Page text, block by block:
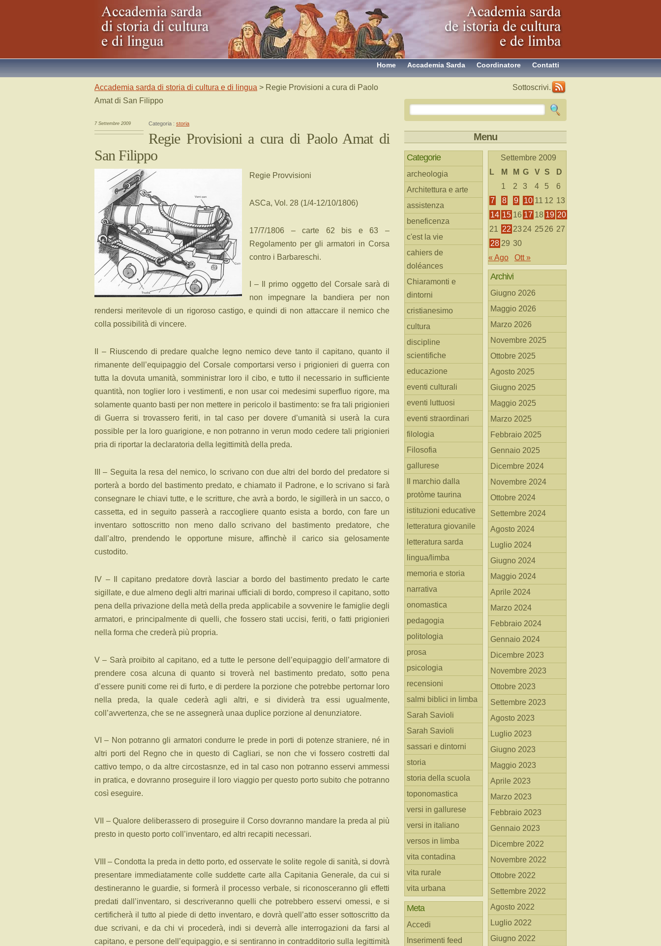
Contatti
Coordinatore
Accademia Sarda
Home
Accademia sarda di storia di cultura e di lingua > Regie Provisioni a cura di Paolo
Amat di San Filippo
7 Settembre 2009 Categoria : storia
Regie Provisioni a cura di Paolo Amat di
San Filippo
Regie Provvisioni
ASCa, Vol. 28 (1/4-12/10/1806)
17/7/1806 – carte 62 bis e 63 –
Regolamento per gli armatori in Corsa
contro i Barbareschi.
I – Il primo oggetto del Corsale sarà di
non impegnare la bandiera per non
rendersi meritevole di un rigoroso castigo, e quindi di non attaccare il nemico che
colla possibilità di vincere.
II – Riuscendo di predare qualche legno nemico deve tanto il capitano, quanto il
rimanente dell’equipaggio del Corsale comportarsi verso i prigionieri di guerra con
tutta la dovuta umanità, somministrar loro il cibo, e tutto il necessario in sufficiente
quantità, non toglier loro i vestimenti, e non usar coi medesimi superfluo rigore, ma
solamente quanto basti per non mettere in pericolo il bastimento: se fra tali prigionieri
di Guerra si trovassero feriti, in tal caso per dovere d’umanità si userà la cura
possible per la loro guarigione, e non potranno in verun modo cedere tali prigionieri
pria di riportar la declaratoria della legittimità della preda.
III – Seguita la resa del nemico, lo scrivano con due altri del bordo del predatore si
porterà a bordo del bastimento predato, e chiamato il Padrone, e lo scrivano si farà
consegnare le chiavi tutte, e le scritture, che avrà a bordo, le sigillerà in un sacco, o
cassetta, ed in seguito passerà a raccogliere quanto esista a bordo, con fare un
inventaro sottoscritto non meno dallo scrivano del bastimento predatore, che
dall’altro, prendendo le opportune misure, affinchè il carico sia gelosamente
custodito.
IV – Il capitano predatore dovrà lasciar a bordo del bastimento predato le carte
sigillate, e due almeno degli altri marinai ufficiali di bordo, compreso il capitano, sotto
pena della privazione della metà della preda applicabile a sovvenire le famiglie degli
armatori, e principalmente di quelli, che fossero stati uccisi, feriti, o fatti prigionieri
nella forma che crederà più propria.
V – Sarà proibito al capitano, ed a tutte le persone dell’equipaggio dell’armatore di
prendere cosa alcuna di quanto si troverà nel bastimento predato, sotto pena
d’essere puniti come rei di furto, e di perdere la porzione che potrebbe pertornar loro
nella preda, la quale cederà agli altri, e si dividerà tra essi ugualmente,
coll’avvertenza, che se ne assegnerà unaa duplice porzione al denunziatore.
VI – Non potranno gli armatori condurre le prede in porti di potenze straniere, né in
altri porti del Regno che in questo di Cagliari, se non che vi fossero costretti dal
cattivo tempo, o da altre circostasnze, ed in tal caso non potranno esservi ammessi
in pratica, e dovranno proseguire il loro viaggio per questo porto subito che potranno
così eseguire.
VII – Qualore deliberassero di proseguire il Corso dovranno mandare la preda al più
presto in questo porto coll’inventaro, ed altri recapiti necessari.
VIII – Condotta la preda in detto porto, ed osservate le solite regole di sanità, si dovrà
presentare immediatamente colle suddette carte alla Capitania Generale, da cui si
destineranno le guardie, si formerà il processo verbale, si riconosceranno gli effetti
predati dall’inventaro, si descriveranno quelli che potrebbero esservi omessi, e si
certificherà il tutto al piede di detto inventaro, e dovrà quell’atto esser sottoscritto da
due scrivani, e da chi vi procederà, indi si deverrà alle interrogazioni da farsi al
capitano, e persone dell’equipaggio, e si sentiranno in contradditorio sulla legittimità
Sottoscrivi.
Menu
Categorie
archeologia
Architettura e arte
assistenza
beneficenza
c'est la vie
cahiers de
doléances
Chiaramonti e
dintorni
cristianesimo
cultura
discipline
scientifiche
educazione
eventi culturali
eventi luttuosi
eventi straordinari
filologia
Filosofia
gallurese
Il marchio dalla
protòme taurina
istituzioni educative
letteratura giovanile
letteratura sarda
lingua/limba
memoria e storia
narrativa
onomastica
pedagogia
politologia
prosa
psicologia
recensioni
salmi biblici in limba
Sarah Savioli
Sarah Savioli
sassari e dintorni
storia
storia della scuola
toponomastica
versi in gallurese
versi in italiano
versos in limba
vita contadina
vita rurale
vita urbana
Meta
Accedi
Inserimenti feed
Settembre 2009
L
M M G V S
D
1
2 3 4 5
6
7
8 9 10 11 12 13
14 15 16 17 18 19 20
21 22 23 24 25 26 27
28 29 30
« Ago
Ott »
Archivi
Giugno 2026
Maggio 2026
Marzo 2026
Novembre 2025
Ottobre 2025
Agosto 2025
Giugno 2025
Maggio 2025
Marzo 2025
Febbraio 2025
Gennaio 2025
Dicembre 2024
Novembre 2024
Ottobre 2024
Settembre 2024
Agosto 2024
Luglio 2024
Giugno 2024
Maggio 2024
Aprile 2024
Marzo 2024
Febbraio 2024
Gennaio 2024
Dicembre 2023
Novembre 2023
Ottobre 2023
Settembre 2023
Agosto 2023
Luglio 2023
Giugno 2023
Maggio 2023
Aprile 2023
Marzo 2023
Febbraio 2023
Gennaio 2023
Dicembre 2022
Novembre 2022
Ottobre 2022
Settembre 2022
Agosto 2022
Luglio 2022
Giugno 2022